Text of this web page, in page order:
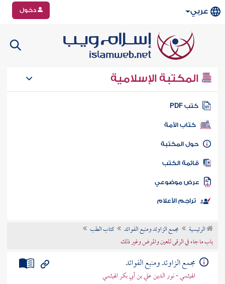
عربي دخول
المكتبة الإسلامية
كتب PDF
كتاب الأمة
المكتبة
الكتب
موضوعي
تراجم الأعلام
الرئيسية مجمع الزاوئد ومنبع الفوائد
كتاب الطب
باب ما جاء في الرقى للعين والمرض وغير ذلك
مجمع الزاوئد ومنبع الفوائد
الهيثمي - نور الدين علي بن أبي بكر الهيثمي